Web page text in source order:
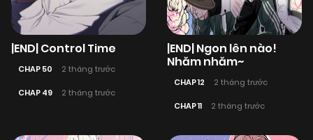
|END| Control Time
CHAP 50 2 tháng trước
CHAP 49 2 tháng trước
|END| Ngon lên nào!
Nhăm nhăm~
CHAP 12 2 tháng trước
CHAP 11 2 tháng trước